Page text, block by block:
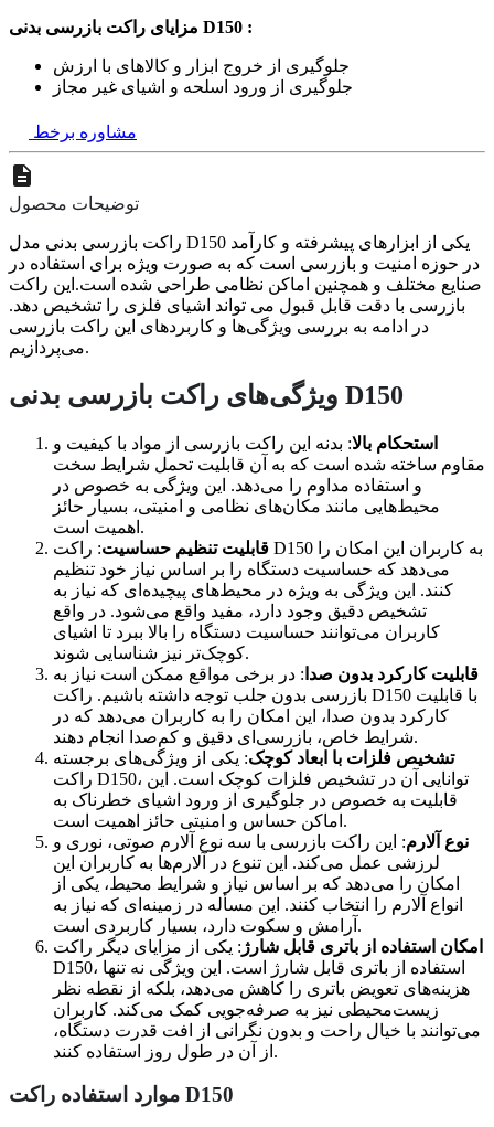
مزایای راکت بازرسی بدنی D150 :
جلوگیری از خروج ابزار و کالاهای با ارزش
جلوگیری از ورود اسلحه و اشیای غیر مجاز
مشاوره برخط
توضیحات محصول
راکت بازرسی بدنی مدل D150 یکی از ابزارهای پیشرفته و کارآمد
در حوزه امنیت و بازرسی است که به صورت ویژه برای استفاده در
صنایع مختلف و همچنین اماکن نظامی طراحی شده است.این راکت
بازرسی با دقت قابل قبول می تواند اشیای فلزی را تشخیص دهد.
در ادامه به بررسی ویژگی‌ها و کاربردهای این راکت بازرسی
می‌پردازیم.
ویژگی‌های راکت بازرسی بدنی D150
استحکام بالا: بدنه این راکت بازرسی از مواد با کیفیت و
مقاوم ساخته شده است که به آن قابلیت تحمل شرایط سخت
و استفاده مداوم را می‌دهد. این ویژگی به خصوص در
محیط‌هایی مانند مکان‌های نظامی و امنیتی، بسیار حائز
اهمیت است.
قابلیت تنظیم حساسیت: راکت D150 به کاربران این امکان را
می‌دهد که حساسیت دستگاه را بر اساس نیاز خود تنظیم
کنند. این ویژگی به ویژه در محیط‌های پیچیده‌ای که نیاز به
تشخیص دقیق وجود دارد، مفید واقع می‌شود. در واقع
کاربران می‌توانند حساسیت دستگاه را بالا ببرد تا اشیای
کوچک‌تر نیز شناسایی شوند.
قابلیت کارکرد بدون صدا : در برخی مواقع ممکن است نیاز به
بازرسی بدون جلب توجه داشته باشیم. راکت D150 با قابلیت
کارکرد بدون صدا، این امکان را به کاربران می‌دهد که در
شرایط خاص، بازرسی‌ای دقیق و کم‌صدا انجام دهند.
تشخیص فلزات با ابعاد کوچک: یکی از ویژگی‌های برجسته
راکت D150، توانایی آن در تشخیص فلزات کوچک است. این
قابلیت به خصوص در جلوگیری از ورود اشیای خطرناک به
اماکن حساس و امنیتی حائز اهمیت است.
نوع آلارم: این راکت بازرسی با سه نوع آلارم صوتی، نوری و
لرزشی عمل می‌کند. این تنوع در آلارم‌ها به کاربران این
امکان را می‌دهد که بر اساس نیاز و شرایط محیط، یکی از
انواع آلارم را انتخاب کنند. این مسأله در زمینه‌ای که نیاز به
آرامش و سکوت دارد، بسیار کاربردی است.
امکان استفاده از باتری قابل شارژ : یکی از مزایای دیگر راکت
D150، استفاده از باتری قابل شارژ است. این ویژگی نه تنها
هزینه‌های تعویض باتری را کاهش می‌دهد، بلکه از نقطه نظر
زیست‌محیطی نیز به صرفه‌جویی کمک می‌کند. کاربران
می‌توانند با خیال راحت و بدون نگرانی از افت قدرت دستگاه،
از آن در طول روز استفاده کنند.
موارد استفاده راکت D150